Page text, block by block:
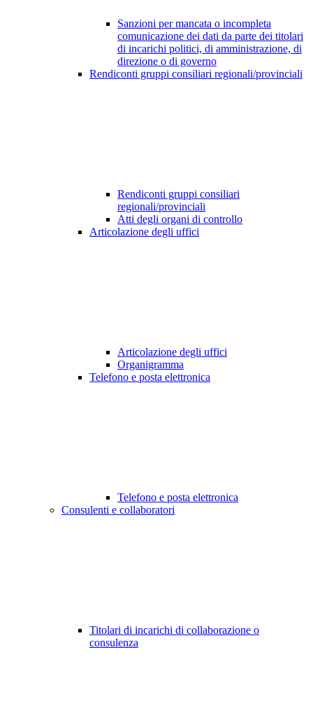
Sanzioni per mancata o incompleta
comunicazione dei dati da parte dei titolari
di incarichi politici, di amministrazione, di
direzione o di governo
Rendiconti gruppi consiliari regionali/provinciali
Rendiconti gruppi consiliari
regionali/provinciali
Atti degli organi di controllo
Articolazione degli uffici
Articolazione degli uffici
Organigramma
Telefono e posta elettronica
Telefono e posta elettronica
Consulenti e collaboratori
Titolari di incarichi di collaborazione o
consulenza